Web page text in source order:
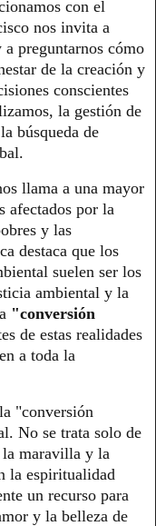
con el
nos invita a
preguntarnos cómo
de la creación y
conscientes
la gestión de
búsqueda de
llama a una mayor
afectados por la
y las
destaca que los
suelen ser los
ambiental y la
"conversión
de estas realidades
a toda la
"conversión
No se trata solo de
la maravilla y la
la espiritualidad
un recurso para
y la belleza de